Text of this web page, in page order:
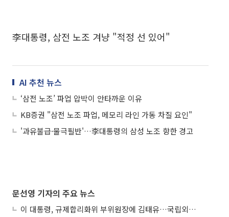
李대통령, 삼전 노조 겨냥 "적정 선 있어"
AI 추천 뉴스
‘삼전 노조’ 파업 압박이 안타까운 이유
KB증권 "삼전 노조 파업, 메모리 라인 가동 차질 요인"
'과유불급·물극필반'…李대통령의 삼성 노조 향한 경고
문선영 기자의 주요 뉴스
이 대통령, 규제합리화위 부위원장에 김태유…국립외교원장 김흥규